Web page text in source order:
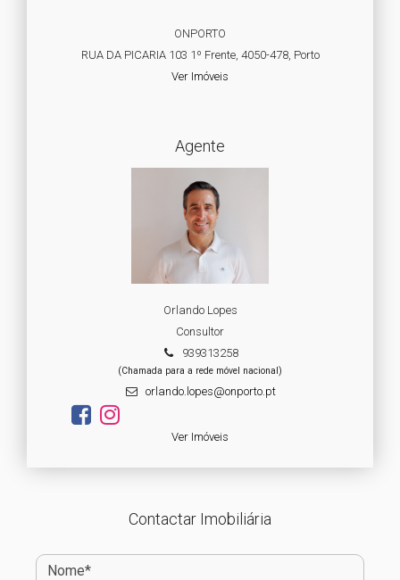
ONPORTO
RUA DA PICARIA 103 1º Frente, 4050-478, Porto
Ver Imóveis
Agente
Orlando Lopes
Consultor
939313258
(Chamada para a rede móvel nacional)
orlando.lopes@onporto.pt
Ver Imóveis
Contactar Imobiliária